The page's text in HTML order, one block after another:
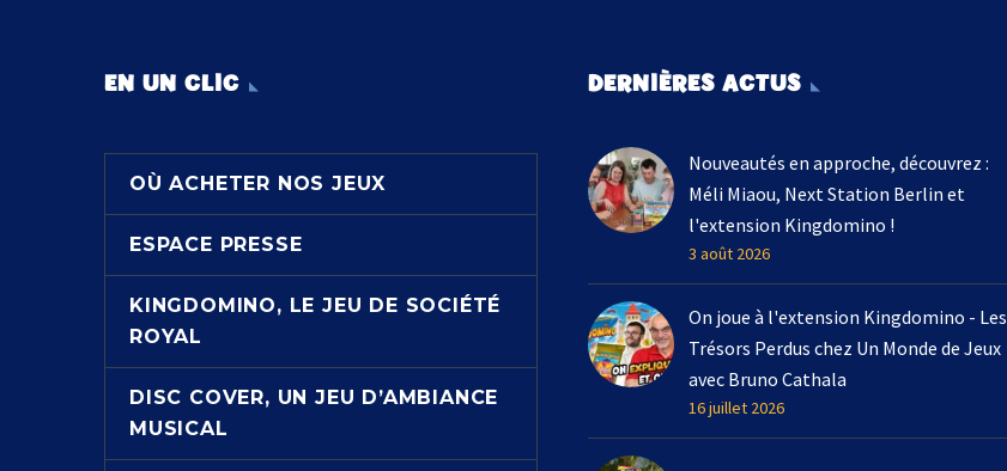
EN UN CLIC
OÙ ACHETER NOS JEUX
ESPACE PRESSE
KINGDOMINO, LE JEU DE SOCIÉTÉ
ROYAL
DISC COVER, UN JEU D’AMBIANCE
MUSICAL
DERNIÈRES ACTUS
Nouveautés en approche, découvrez :
Méli Miaou, Next Station Berlin et
l'extension Kingdomino !
3 août 2026
On joue à l'extension Kingdomino - Les
Trésors Perdus chez Un Monde de Jeux
avec Bruno Cathala
16 juillet 2026